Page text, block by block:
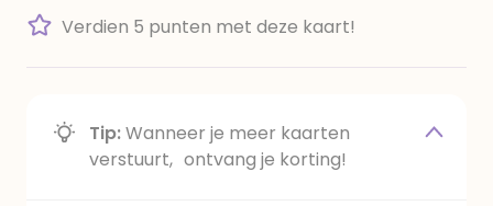
Verdien 5 punten met deze kaart!
Tip:Wanneer je meer kaarten
verstuurt, ontvang je korting!